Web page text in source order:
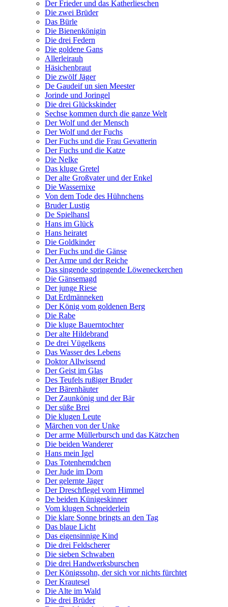
Der Frieder und das Katherlieschen
Die zwei Brüder
Das Bürle
Die Bienenkönigin
Die drei Federn
Die goldene Gans
Allerleirauh
Häsichenbraut
Die zwölf Jäger
De Gaudeif un sien Meester
Jorinde und Joringel
Die drei Glückskinder
Sechse kommen durch die ganze Welt
Der Wolf und der Mensch
Der Wolf und der Fuchs
Der Fuchs und die Frau Gevatterin
Der Fuchs und die Katze
Die Nelke
Das kluge Gretel
Der alte Großvater und der Enkel
Die Wassernixe
Von dem Tode des Hühnchens
Bruder Lustig
De Spielhansl
Hans im Glück
Hans heiratet
Die Goldkinder
Der Fuchs und die Gänse
Der Arme und der Reiche
Das singende springende Löweneckerchen
Die Gänsemagd
Der junge Riese
Dat Erdmänneken
Der König vom goldenen Berg
Die Rabe
Die kluge Bauerntochter
Der alte Hildebrand
De drei Vügelkens
Das Wasser des Lebens
Doktor Allwissend
Der Geist im Glas
Des Teufels rußiger Bruder
Der Bärenhäuter
Der Zaunkönig und der Bär
Der süße Brei
Die klugen Leute
Märchen von der Unke
Der arme Müllerbursch und das Kätzchen
Die beiden Wanderer
Hans mein Igel
Das Totenhemdchen
Der Jude im Dorn
Der gelernte Jäger
Der Dreschflegel vom Himmel
De beiden Künigeskinner
Vom klugen Schneiderlein
Die klare Sonne bringts an den Tag
Das blaue Licht
Das eigensinnige Kind
Die drei Feldscherer
Die sieben Schwaben
Die drei Handwerksburschen
Der Königssohn, der sich vor nichts fürchtet
Der Krautesel
Die Alte im Wald
Die drei Brüder